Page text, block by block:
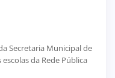
Secretaria Municipal de
da Rede Pública